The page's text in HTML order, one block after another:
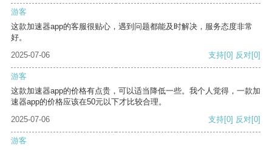
游客
这款加速器app的客服很贴心，遇到问题都能及时解决，服务态度非常
好。
2025-07-06
支持[0] 反对[0]
游客
这款加速器app的价格有点贵，可以适当降低一些。我个人觉得，一款加
速器app的价格应该在50元以下才比较合理。
2025-07-06
支持[0] 反对[0]
游客